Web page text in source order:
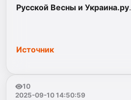
Русской Весны и Украина.ру.
Источник
10
2025-09-10 14:50:59